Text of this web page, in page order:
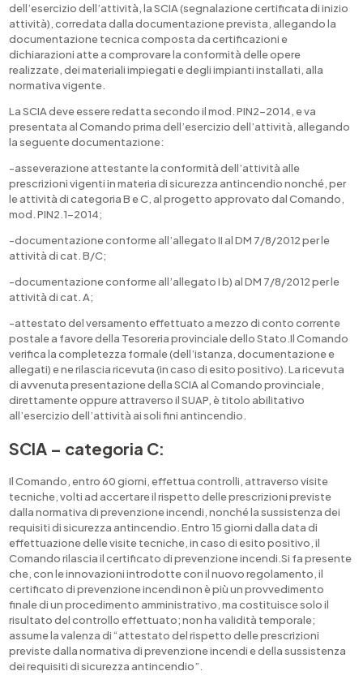
dell’esercizio dell’attività, la SCIA (segnalazione certificata di inizio
attività), corredata dalla documentazione prevista, allegando la
documentazione tecnica composta da certificazioni e
dichiarazioni atte a comprovare la conformità delle opere
realizzate, dei materiali impiegati e degli impianti installati, alla
normativa vigente.
La SCIA deve essere redatta secondo il mod. PIN2-2014, e va
presentata al Comando prima dell’esercizio dell’attività, allegando
la seguente documentazione:
-asseverazione attestante la conformità dell’attività alle
prescrizioni vigenti in materia di sicurezza antincendio nonché, per
le attività di categoria B e C, al progetto approvato dal Comando,
mod. PIN2.1-2014;
-documentazione conforme all’allegato II al DM 7/8/2012 per le
attività di cat. B/C;
-documentazione conforme all’allegato I b) al DM 7/8/2012 per le
attività di cat. A;
-attestato del versamento effettuato a mezzo di conto corrente
postale a favore della Tesoreria provinciale dello Stato.Il Comando
verifica la completezza formale (dell’istanza, documentazione e
allegati) e ne rilascia ricevuta (in caso di esito positivo). La ricevuta
di avvenuta presentazione della SCIA al Comando provinciale,
direttamente oppure attraverso il SUAP, è titolo abilitativo
all’esercizio dell’attività ai soli fini antincendio.
SCIA – categoria C:
Il Comando, entro 60 giorni, effettua controlli, attraverso visite
tecniche, volti ad accertare il rispetto delle prescrizioni previste
dalla normativa di prevenzione incendi, nonché la sussistenza dei
requisiti di sicurezza antincendio. Entro 15 giorni dalla data di
effettuazione delle visite tecniche, in caso di esito positivo, il
Comando rilascia il certificato di prevenzione incendi.Si fa presente
che, con le innovazioni introdotte con il nuovo regolamento, il
certificato di prevenzione incendi non è più un provvedimento
finale di un procedimento amministrativo, ma costituisce solo il
risultato del controllo effettuato; non ha validità temporale;
assume la valenza di “attestato del rispetto delle prescrizioni
previste dalla normativa di prevenzione incendi e della sussistenza
dei requisiti di sicurezza antincendio”.